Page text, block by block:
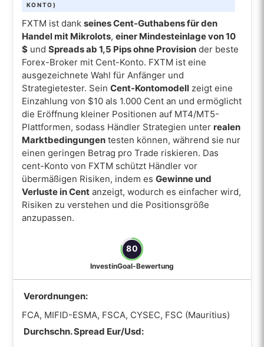
KONTO)
FXTM ist dank seines Cent-Guthabens für den
Handel mit Mikrolots, einer Mindesteinlage von 10
$und Spreads ab 1,5 Pips ohne Provisionder beste
Forex-Broker mit Cent-Konto. FXTM ist eine
ausgezeichnete Wahl für Anfänger und
Strategietester. Sein Cent-Kontomodellzeigt eine
Einzahlung von $10 als 1.000 Cent an und ermöglicht
die Eröffnung kleiner Positionen auf MT4/MT5-
Plattformen, sodass Händler Strategien unter realen
Marktbedingungentesten können, während sie nur
einen geringen Betrag pro Trade riskieren. Das
cent-Konto von FXTM schützt Händler vor
übermäßigen Risiken, indem es Gewinne und
Verluste in Centanzeigt, wodurch es einfacher wird,
Risiken zu verstehen und die Positionsgröße
anzupassen.
80
InvestinGoal-Bewertung
Verordnungen:
FCA, MIFID-ESMA, FSCA, CYSEC, FSC (Mauritius)
Durchschn. Spread Eur/Usd: